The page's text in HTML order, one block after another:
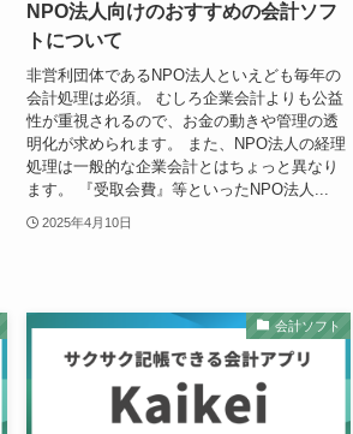
NPO法人向けのおすすめの会計ソフ
トについて
非営利団体であるNPO法人といえども毎年の
会計処理は必須。 むしろ企業会計よりも公益
性が重視されるので、お金の動きや管理の透
明化が求められます。 また、NPO法人の経理
処理は一般的な企業会計とはちょっと異なり
ます。 『受取会費』等といったNPO法人...
2025年4月10日
会計ソフト